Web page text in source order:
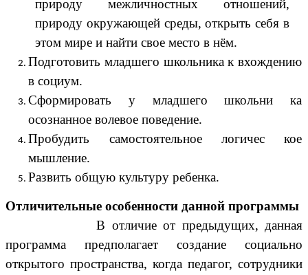
природу межличностных отношений,
природу окружающей среды, открыть себя в
этом мире и найти свое место в нём.
Подготовить младшего школьника к вхождению
в социум.
Сформировать у младшего школьни ка
осознанное волевое поведение.
Пробудить самостоятельное логичес кое
мышление.
Развить общую культуру ребенка.
Отличительные особенности данной программы
В отличие от предыдущих, данная
программа предполагает создание социально
открытого пространства, когда педагог, сотрудники